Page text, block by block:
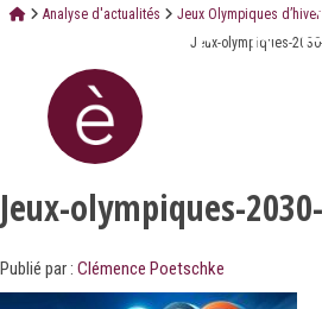
Analyse d'actualités
Jeux Olympiques
Jeux-olympiques-
Jeux-olympiques-
Publié par : Clémence Poetschke